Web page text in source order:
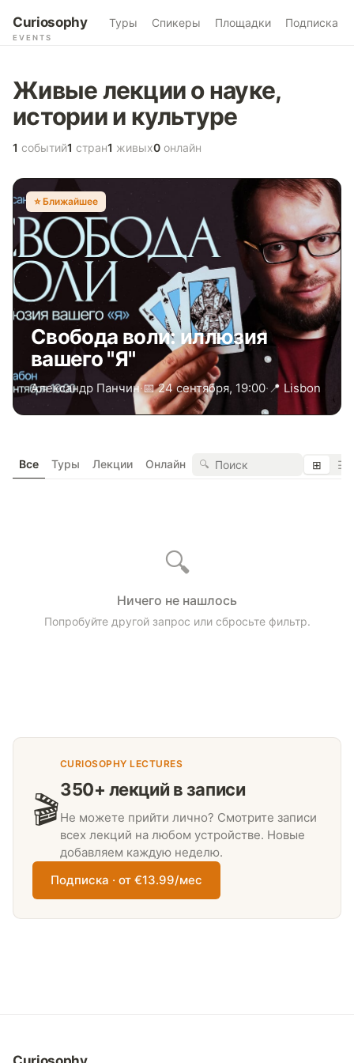
Curiosophy
EVENTS
Туры Спикеры Площадки Подписка
Живые лекции о науке,
истории и культуре
1 событий1 стран1 живых0 онлайн
⭐️ Ближайшее
Свобода воли: иллюзия
вашего "Я"
Александр Панчин·📅 24 сентября, 19:00·📍 Lisbon
Все Туры Лекции Онлайн 🔍 ⊞ ☰
🔍
Ничего не нашлось
Попробуйте другой запрос или сбросьте фильтр.
🎬
CURIOSOPHY LECTURES
350+ лекций в записи
Не можете прийти лично? Смотрите записи
всех лекций на любом устройстве. Новые
добавляем каждую неделю.
Подписка · от €13.99/мес